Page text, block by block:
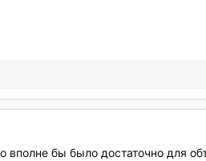
вполне бы было достаточно для